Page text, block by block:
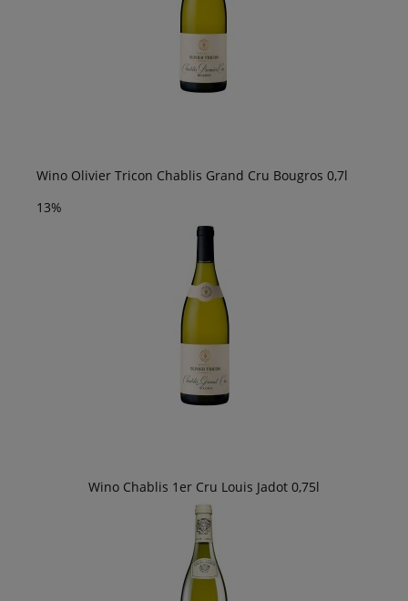
Wino Olivier Tricon Chablis Grand Cru Bougros 0,7l
13%
Wino Chablis 1er Cru Louis Jadot 0,75l